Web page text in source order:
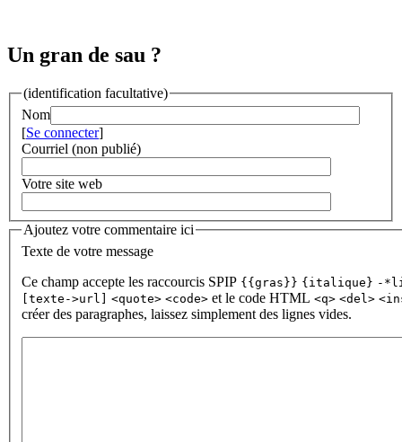
Un gran de sau ?
(identification facultative)
Nom
[Se connecter]
Courriel (non publié)
Votre site web
Ajoutez votre commentaire ici
Texte de votre message
Ce champ accepte les raccourcis SPIP {{gras}} {italique} -
[texte->url] <quote> <code> et le code HTML <q> <del>
créer des paragraphes, laissez simplement des lignes vides.